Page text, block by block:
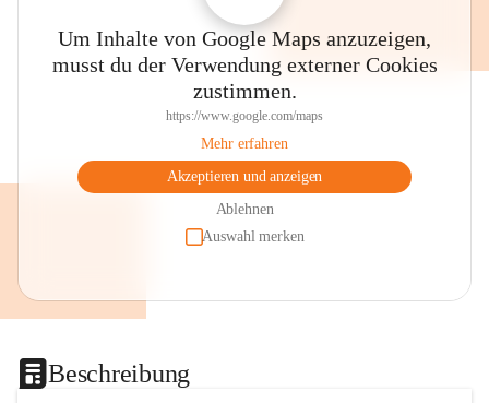
Um Inhalte von Google Maps anzuzeigen,
musst du der Verwendung externer Cookies
zustimmen.
https://www.google.com/maps
Mehr erfahren
Akzeptieren und anzeigen
Ablehnen
Auswahl merken
Beschreibung